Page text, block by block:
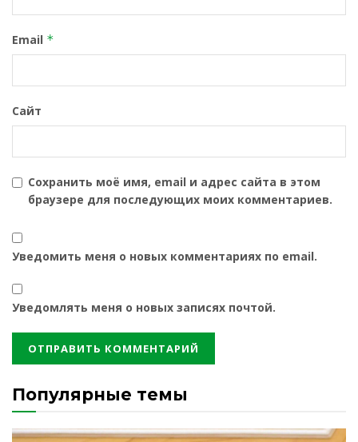
Email *
Сайт
Сохранить моё имя, email и адрес сайта в этом
браузере для последующих моих комментариев.
Уведомить меня о новых комментариях по email.
Уведомлять меня о новых записях почтой.
Популярные темы